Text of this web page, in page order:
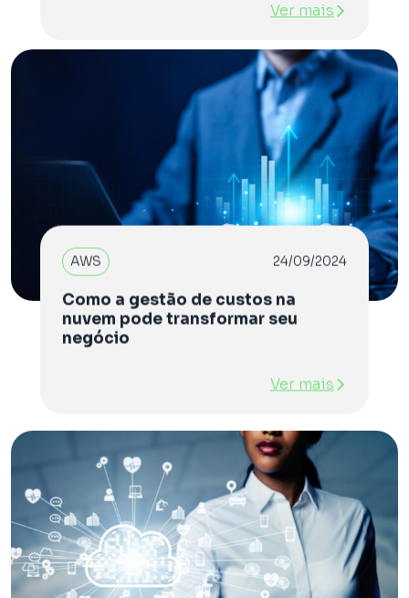
Ver mais
AWS 24/09/2024
Como a gestão de custos na
nuvem pode transformar seu
negócio
Ver mais